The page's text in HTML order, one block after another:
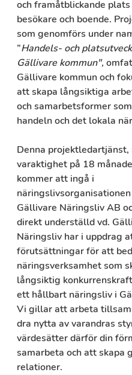
och framåtblickande
besökare och boende.
som genomförs under
”Handels- och
Gällivare kommun",
Gällivare kommun och
att skapa långsiktiga
och samarbetsformer
handeln och det lokala
Denna projektledartjänst,
varaktighet på 18
kommer att ingå i
näringslivsorganisationen
Gällivare Näringsliv AB
direkt underställd vd.
Näringsliv har i uppdrag
förutsättningar för att
näringsverksamhet som
långsiktig
ett hållbart näringsliv i
Vi gillar att arbeta
dra nytta av varandras
värdesätter därför din
samarbeta och att skapa
relationer.